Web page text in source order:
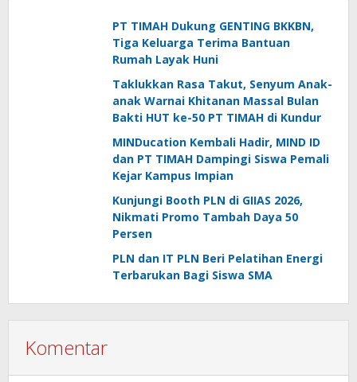
PT TIMAH Dukung GENTING BKKBN,
Tiga Keluarga Terima Bantuan
Rumah Layak Huni
Taklukkan Rasa Takut, Senyum Anak-
anak Warnai Khitanan Massal Bulan
Bakti HUT ke-50 PT TIMAH di Kundur
MINDucation Kembali Hadir, MIND ID
dan PT TIMAH Dampingi Siswa Pemali
Kejar Kampus Impian
Kunjungi Booth PLN di GIIAS 2026,
Nikmati Promo Tambah Daya 50
Persen
PLN dan IT PLN Beri Pelatihan Energi
Terbarukan Bagi Siswa SMA
Komentar